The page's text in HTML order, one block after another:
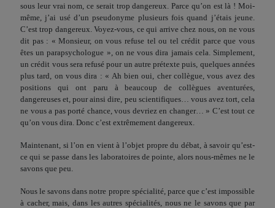
sous leur vrai nom, ce serait trop dange­reux. Parce qu’on est là ! Moi-
même, j’ai usé d’un pseudonyme plusieurs fois quand j’étais jeune.
C’est trop dangereux. Voyez-vous, ce qui arrive chez nous, on ne vous
dit pas : « Monsieur, on vous refuse tel ou tel crédit parce que vous
êtes un parapsy­chologue », on ne vous dira jamais cela. Simplement,
un crédit vous sera refusé pour un autre prétexte puis, quelques années
plus tard, on vous dira : « Ah bien oui, cher collègue, vous avez des
positions qui ont paru à beaucoup de collègues aventurées,
dangereuses et, pour ainsi dire, peu scientifiques… vous avez tort, cela
ne vous a pas porté chance, vous devriez en changer… » C’est tout ce
qu’on vous dira. Donc c’est extrêmement dange­reux.
Maintenant, si l’on en vient à l’objet propre du débat, à savoir qu’est-
ce qui se passe dans les laboratoires de pointe, alors nous-mêmes ne le
savons que peu.
Nous le savons dans notre propre spécialité, parce que c’est impossible
à cacher, mais, dans les autres spécialités, nous ne le savons que par